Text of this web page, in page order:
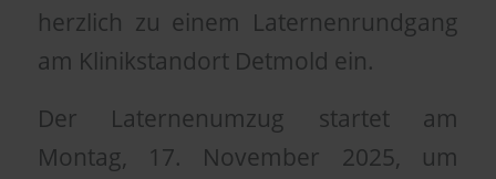
herzlich zu einem Laternenrundgang
am Klinikstandort Detmold ein.
Der Laternenumzug startet am
Montag, 17. November 2025, um